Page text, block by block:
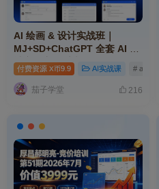
AI 绘画 & 设计实战班｜
MJ+SD+ChatGPT 全套 AI 设
计实操变现系统课程
付费资源 X币9.9 AI实战课 # ai
茄子学堂 216